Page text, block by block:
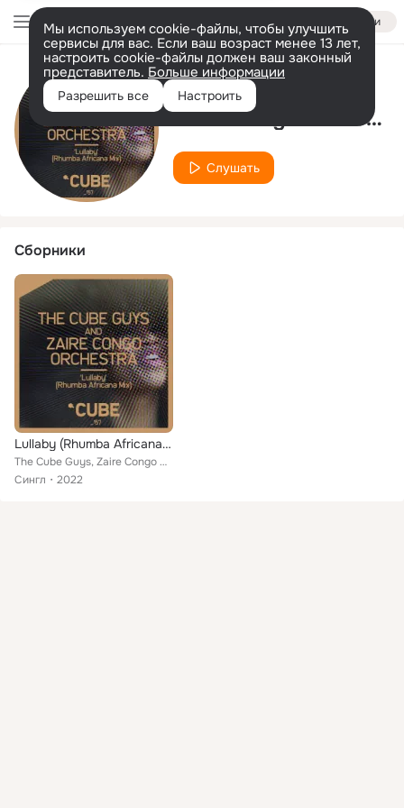
Войти
Мы используем cookie-файлы, чтобы улучшить
сервисы для вас. Если ваш возраст менее 13 лет,
настроить cookie-файлы должен ваш законный
представитель. Больше информации
Разрешить все Настроить
Исполнитель
Zaire Congo Orchestra
Слушать
Сборники
Lullaby (Rhumba Africana Mix)
The Cube Guys, Zaire Congo Orchestra
Сингл
2022